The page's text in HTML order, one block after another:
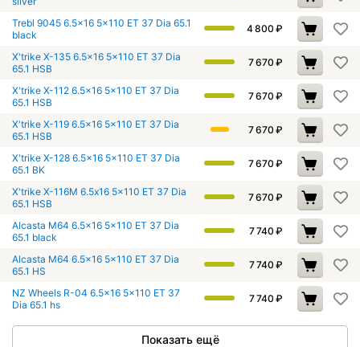
Trebl 9045 6.5x16 5x110 ET 37 Dia 65.1
black
4 800 ₽
X'trike X-135 6.5x16 5x110 ET 37 Dia
65.1 HSB
7 670 ₽
X'trike X-112 6.5x16 5x110 ET 37 Dia
65.1 HSB
7 670 ₽
X'trike X-119 6.5x16 5x110 ET 37 Dia
65.1 HSB
7 670 ₽
X'trike X-128 6.5x16 5x110 ET 37 Dia
65.1 BK
7 670 ₽
X'trike X-116М 6.5x16 5x110 ET 37 Dia
65.1 HSB
7 670 ₽
Alcasta M64 6.5x16 5x110 ET 37 Dia
65.1 black
7 740 ₽
Alcasta M64 6.5x16 5x110 ET 37 Dia
65.1 HS
7 740 ₽
NZ Wheels R-04 6.5x16 5x110 ET 37
Dia 65.1 hs
7 740 ₽
Показать ещё